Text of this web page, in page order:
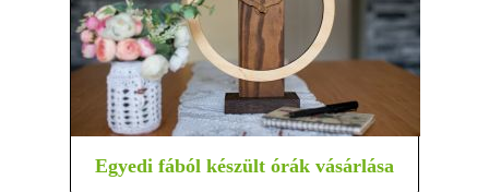
Egyedi fából készült órák vásárlása